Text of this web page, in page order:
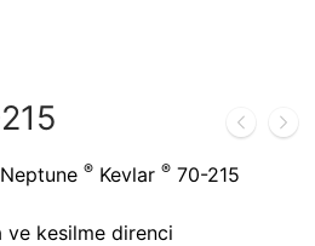
® Kevlar ® 70-215
ve kesilme direnci